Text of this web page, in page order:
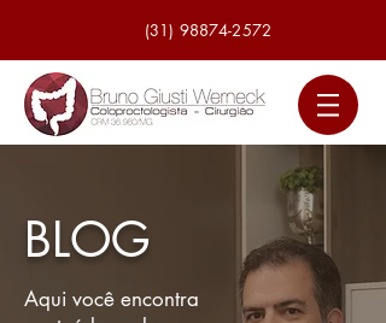
(31) 98874-2572
BLOG
Aqui você encontra